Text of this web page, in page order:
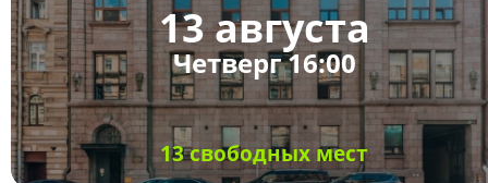
13 августа
Четверг 16:00
13 свободных мест